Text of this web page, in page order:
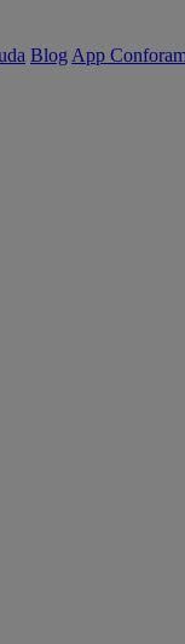
Blog App